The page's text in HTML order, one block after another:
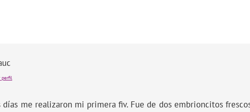
perfil
días me realizaron mi primera fiv. Fue de dos embrioncitos